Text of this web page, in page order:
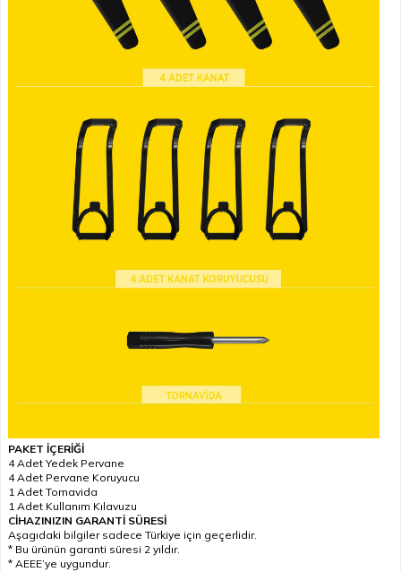
PAKET İÇERİĞİ
4 Adet Yedek Pervane
4 Adet Pervane Koruyucu
1 Adet Tornavida
1 Adet Kullanım Kılavuzu
CİHAZINIZIN GARANTİ SÜRESİ
Aşagıdaki bilgiler sadece Türkiye için geçerlidir.
* Bu ürünün garanti süresi 2 yıldır.
* AEEE’ye uygundur.